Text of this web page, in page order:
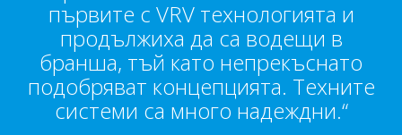
първите с VRV технологията и
продължиха да са водещи в
бранша, тъй като непрекъснато
подобряват концепцията. Техните
системи са много надеждни.“